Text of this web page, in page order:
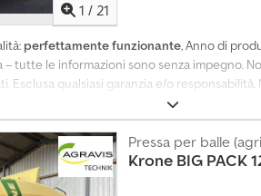
1 / 21
perfettamente funzionante, Anno di
tutte le informazioni sono senza impegno.
Esclusa qualsiasi garanzia e/o
sopra riportata. Si evidenzia che
il veicolo nello stato in cui si trova.
Pressa per balle
Krone BIG PACK